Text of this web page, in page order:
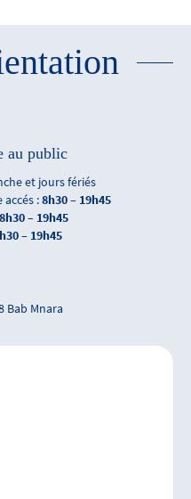
au public
et jours fériés
:8h30 – 19h45
8h30 – 19h45
– 19h45
Bab Mnara